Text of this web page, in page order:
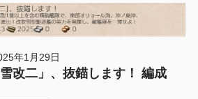
年1月29日
改二」、抜錨します！ 編成